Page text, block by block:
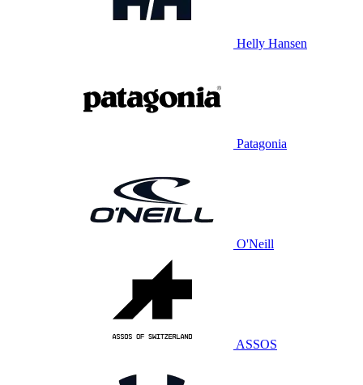
Helly Hansen
Patagonia
O'Neill
ASSOS